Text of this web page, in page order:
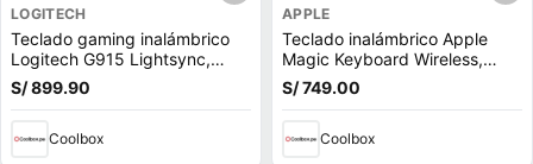
LOGITECH
Teclado gaming inalámbrico
Logitech G915 Lightsync,
bluetooth, mecánico, RGB,
blanco
S/ 899.90
Coolbox
APPLE
Teclado inalámbrico Apple
Magic Keyboard Wireless,
bluetooth, teclado numérico,
recargable, layout español,
S/ 749.00
Coolbox